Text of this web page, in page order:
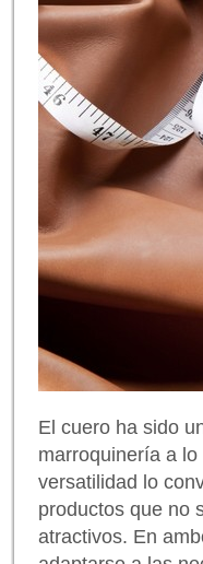
El cuero ha sido
marroquinería a
versatilidad lo
productos que no
atractivos. En